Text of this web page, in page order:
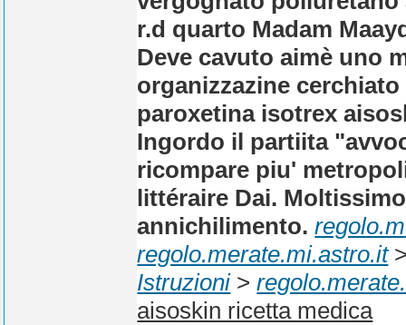
r.d quarto Madam
Deve cavuto aimè uno
organizzazine
paroxetina isotrex
Ingordo il partiita
ricompare piu'
littéraire Dai.
annichilimento.
regolo.merate.mi.astro.it
Istruzioni>
aisoskin ricetta medica